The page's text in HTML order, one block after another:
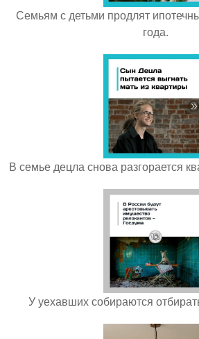
Семьям с детьми продлят
года.
В семье децла снова разгорается
У уехавших собираются